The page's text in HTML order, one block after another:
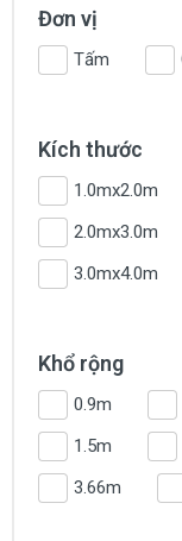
Đơn vị
Tấm
Kích thước
1.0mx2.0m
2.0mx3.0m
3.0mx4.0m
Khổ rộng
0.9m
1.5m
3.66m